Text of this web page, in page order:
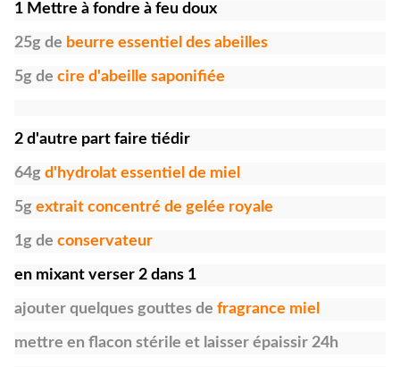
1 Mettre à fondre à feu doux
25g de beurre essentiel des abeilles
5g de cire d'abeille saponifiée
2 d'autre part faire tiédir
64g d'hydrolat essentiel de miel
5g extrait concentré de gelée royale
1g de conservateur
en mixant verser 2 dans 1
ajouter quelques gouttes de fragrance miel
mettre en flacon stérile et laisser épaissir 24h